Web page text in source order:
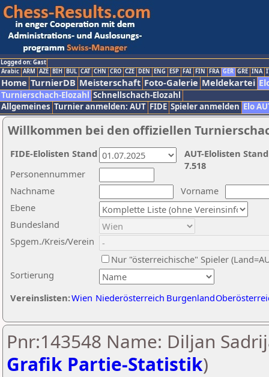
Logged on: Gast
Arabic ARM AZE BIH BUL CAT CHN CRO CZE DEN ENG ESP FAI FIN FRA GER GRE INA
Home TurnierDB Meisterschaft Foto-Galerie Meldekartei
Turnierschach-Elozahl Schnellschach-Elozahl
Allgemeines Turnier anmelden: AUT FIDE Spieler anmelden Elo
Willkommen bei den offiziellen
Nachname
Vorname
Ebene
Sortierung
Personennummer
Bundesland
Spgem./Kreis/Verein
Nur "österreichische" Spieler
Vereinslisten:Wien Niederösterreich Burgenland
AUT-Elolisten
7.518
FIDE-Elolisten Stand
Pnr:143548 Name: Diljan
Grafik Partie-Statistik)